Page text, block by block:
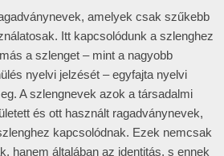
amelyek csak szűkebb
Itt kapcsolódunk a szlenghez
a szlenget – mint a nagyobb
nyelvi jelzését – egyfajta nyelvi
A szlengnevek azok a társadalmi
és ott használt ragadványnevek,
kapcsolódnak. Ezek nemcsak
hanem általában az identitás, s ennek